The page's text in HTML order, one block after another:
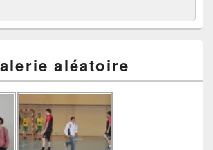
aléatoire